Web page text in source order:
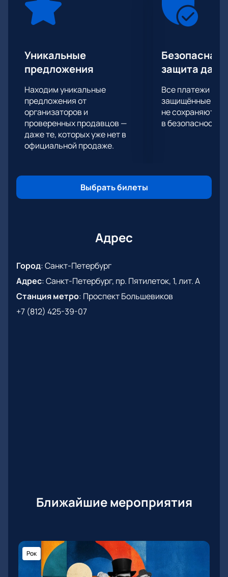
Уникальные
предложения
Находим уникальные
предложения от
организаторов и
проверенных продавцов —
даже те, которых уже нет в
официальной продаже.
Безопасная
защита
Все платежи
защищённые
не сохраняются
в безопасности.
Выбрать билеты
Адрес
Город:Санкт-Петербург
Адрес:Санкт-Петербург, пр. Пятилеток, 1, лит. А
Станция метро: Проспект Большевиков
+7 (812) 425-39-07
Ближайшие мероприятия
Рок